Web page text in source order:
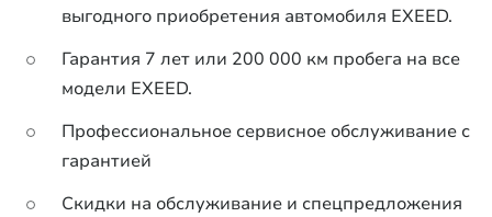
выгодного приобретения автомобиля EXEED.
Гарантия 7 лет или 200 000 км пробега на все
модели EXEED.
Профессиональное сервисное обслуживание с
гарантией
Скидки на обслуживание и спецпредложения